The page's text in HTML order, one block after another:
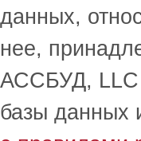
данных,
нее,
АССБУД, LLC
базы данных